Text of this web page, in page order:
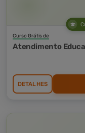
Curso Grátis de
Atendimento
DETALHES